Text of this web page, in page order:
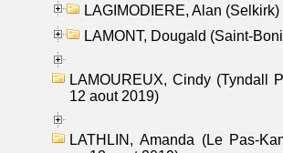
LAGIMODIERE, Alan (Selkirk)
LAMONT, Dougald (Saint-
LAMOUREUX, Cindy (Tyndall
12 aout 2019)
LATHLIN, Amanda (Le Pas-